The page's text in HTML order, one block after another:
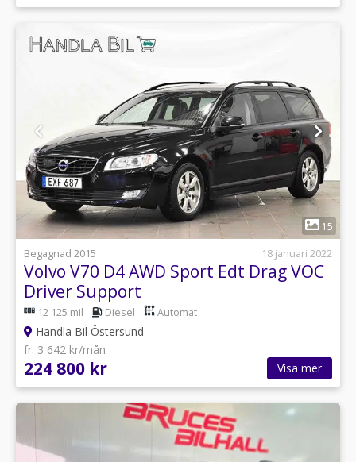
1
15
Begagnad 2015
18 januari 2022
Volvo V70 D4 AWD Sport Edt Drag VOC
Driver Support
12 125 mil Diesel Automat
Handla Bil Östersund
fr. 3 642 kr/mån
224 800 kr Visa mer